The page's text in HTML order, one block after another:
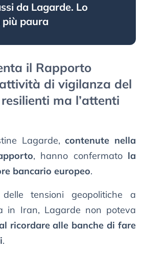
da Lagarde. Lo
più paura
il Rapporto
di vigilanza del
ma l’attenti
Lagarde,contenute nella
, hanno confermato la
bancario europeo.
delle tensioni geopolitiche a
in Iran, Lagarde non poteva
ricordare alle banche di fare
.